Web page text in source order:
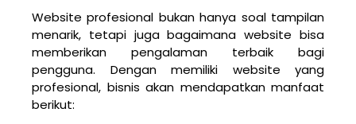
Website profesional bukan hanya soal tampilan
menarik, tetapi juga bagaimana website bisa
memberikan pengalaman terbaik bagi
pengguna. Dengan memiliki website yang
profesional, bisnis akan mendapatkan manfaat
berikut: